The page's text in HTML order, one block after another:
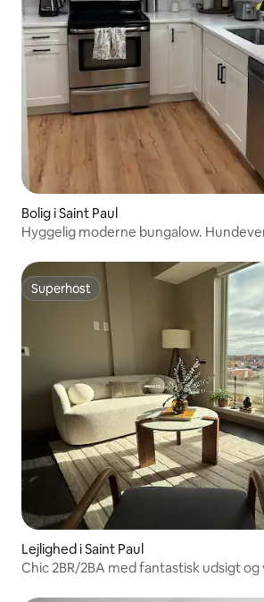
Bolig i Saint Paul
Hyggelig moderne bungalow.
Superhost
Superhost
Lejlighed i Saint Paul
Chic 2BR/2BA med fantastisk udsigt og